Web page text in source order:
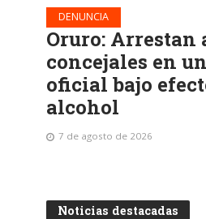
DENUNCIA
Oruro: Arrestan
concejales en
oficial bajo
alcohol
7 de agosto de 2026
Noticias destacadas